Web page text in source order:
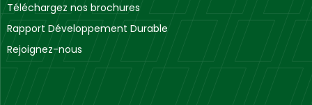
Téléchargez nos brochures
Rapport Développement Durable
Rejoignez-nous